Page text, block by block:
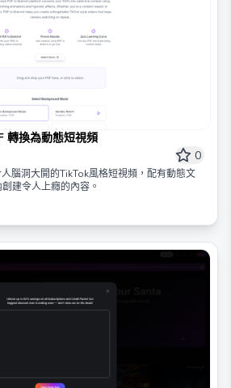
轉換為動態短視頻
0
腦洞大開的TikTok風格短視頻，配有動態文
建令人上癮的內容。